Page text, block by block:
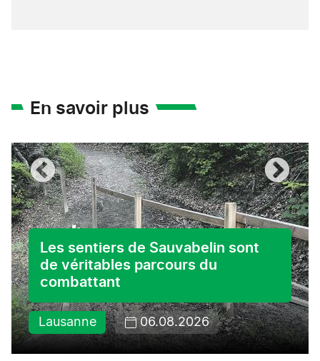
En savoir plus
Les sentiers de Sauvabelin sont
de véritables parcours du
combattant
Lausanne 06.08.2026